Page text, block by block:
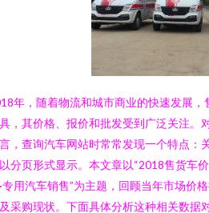
年，随着物流和城市商业的快速发展
，其价格、报价和批发受到广泛关注。
，查询汽车网站时常常发现一个特点：
分页形式显示。本文章以“2018售货车价
专用汽车销售”为主题，回顾当年市场价
采购现状。下面具体分析这种相关数据